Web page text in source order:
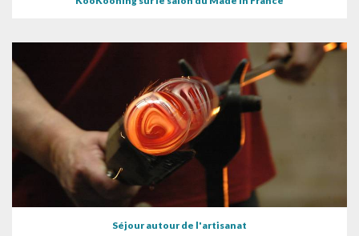
Séjour autour de l'artisanat